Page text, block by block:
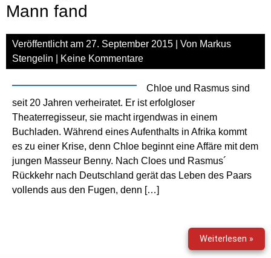
Mann fand
Veröffentlicht am 27. September 2015 | Von Markus
Stengelin
Keine Kommentare
Chloe und Rasmus sind
seit 20 Jahren verheiratet. Er ist erfolgloser
Theaterregisseur, sie macht irgendwas in einem
Buchladen. Während eines Aufenthalts in Afrika kommt
es zu einer Krise, denn Chloe beginnt eine Affäre mit dem
jungen Masseur Benny. Nach Cloes und Rasmus´
Rückkehr nach Deutschland gerät das Leben des Paars
vollends aus den Fugen, denn […]
Weiterlesen »Der
Tag,